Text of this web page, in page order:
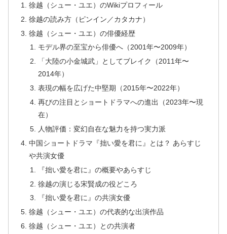
徐越（シュー・ユエ）のWikiプロフィール
徐越の読み方（ピンイン／カタカナ）
徐越（シュー・ユエ）の俳優経歴
モデル界の至宝から俳優へ（2001年〜2009年）
「大陸の小金城武」としてブレイク（2011年〜
2014年）
表現の幅を広げた中堅期（2015年〜2022年）
再びの注目とショートドラマへの進出（2023年〜現
在）
人物評価：変幻自在な魅力を持つ実力派
中国ショートドラマ『拙い愛を君に』とは？ あらすじ
や共演女優
『拙い愛を君に』の概要やあらすじ
徐越の演じる宋賢成の役どころ
『拙い愛を君に』の共演女優
徐越（シュー・ユエ）の代表的な出演作品
徐越（シュー・ユエ）との共演者